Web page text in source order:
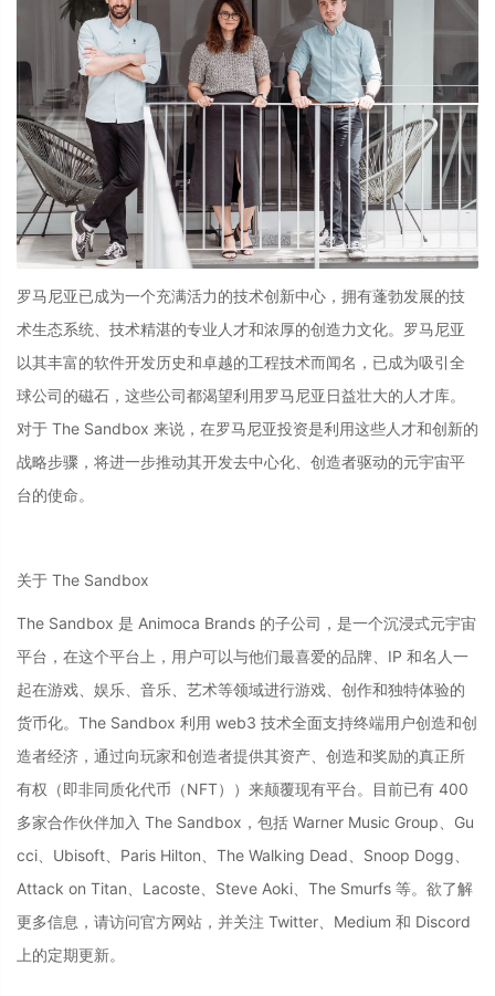
罗马尼亚已成为一个充满活力的技术创新中心，拥有蓬勃发展的技
术生态系统、技术精湛的专业人才和浓厚的创造力文化。罗马尼亚
以其丰富的软件开发历史和卓越的工程技术而闻名，已成为吸引全
球公司的磁石，这些公司都渴望利用罗马尼亚日益壮大的人才库。
对于 The Sandbox 来说，在罗马尼亚投资是利用这些人才和创新的
战略步骤，将进一步推动其开发去中心化、创造者驱动的元宇宙平
台的使命。
关于 The Sandbox
The Sandbox 是 Animoca Brands 的子公司，是一个沉浸式元宇宙
平台，在这个平台上，用户可以与他们最喜爱的品牌、IP 和名人一
起在游戏、娱乐、音乐、艺术等领域进行游戏、创作和独特体验的
货币化。The Sandbox 利用 web3 技术全面支持终端用户创造和创
造者经济，通过向玩家和创造者提供其资产、创造和奖励的真正所
有权（即非同质化代币（NFT））来颠覆现有平台。目前已有 400
多家合作伙伴加入 The Sandbox，包括 Warner Music Group、Gu
cci、Ubisoft、Paris Hilton、The Walking Dead、Snoop Dogg、
Attack on Titan、Lacoste、Steve Aoki、The Smurfs 等。欲了解
更多信息，请访问官方网站，并关注 Twitter、Medium 和 Discord
上的定期更新。